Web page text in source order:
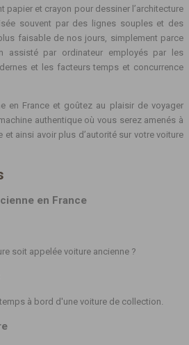
papier et crayon pour dessiner l’architecture
souvent par des lignes souples et des
faisable de nos jours, simplement parce
assisté par ordinateur employés par les
et les facteurs temps et concurrence
en France et goûtez au plaisir de voyager
authentique où vous serez amenés à
ainsi avoir plus d’autorité sur votre voiture
en France
soit appelée voiture ancienne ?
à bord d'une voiture de collection.